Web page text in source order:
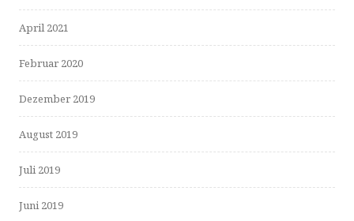
April 2021
Februar 2020
Dezember 2019
August 2019
Juli 2019
Juni 2019